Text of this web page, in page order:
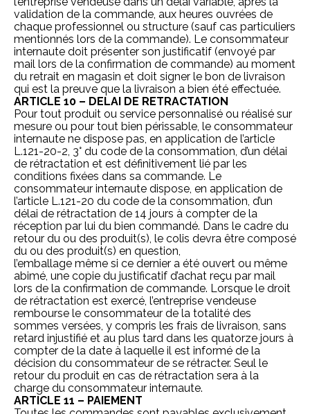
validation de la commande, aux heures ouvrées de
chaque professionnel ou structure (sauf cas particuliers
mentionnés lors de la commande). Le consommateur
internaute doit présenter son justificatif (envoyé par
mail lors de la confirmation de commande) au moment
du retrait en magasin et doit signer le bon de livraison
qui est la preuve que la livraison a bien été effectuée.
ARTICLE 10 – DELAI DE RETRACTATION
Pour tout produit ou service personnalisé ou réalisé sur
mesure ou pour tout bien périssable, le consommateur
internaute ne dispose pas, en application de l’article
L.121-20-2, 3° du code de la consommation, d’un délai
de rétractation et est définitivement lié par les
conditions fixées dans sa commande. Le
consommateur internaute dispose, en application de
l’article L.121-20 du code de la consommation, d’un
délai de rétractation de 14 jours à compter de la
réception par lui du bien commandé. Dans le cadre du
retour du ou des produit(s), le colis devra être composé
du ou des produit(s) en question,
l’emballage même si ce dernier a été ouvert ou même
abimé, une copie du justificatif d’achat reçu par mail
lors de la confirmation de commande. Lorsque le droit
de rétractation est exercé, l’entreprise vendeuse
rembourse le consommateur de la totalité des
sommes versées, y compris les frais de livraison, sans
retard injustifié et au plus tard dans les quatorze jours à
compter de la date à laquelle il est informé de la
décision du consommateur de se rétracter. Seul le
retour du produit en cas de rétractation sera à la
charge du consommateur internaute.
ARTICLE 11 – PAIEMENT